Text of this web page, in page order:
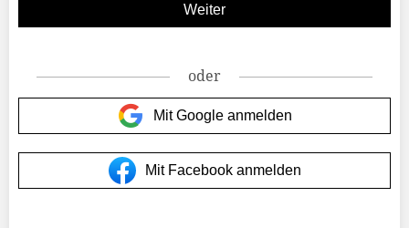
oder
Mit Google anmelden
Mit Facebook anmelden